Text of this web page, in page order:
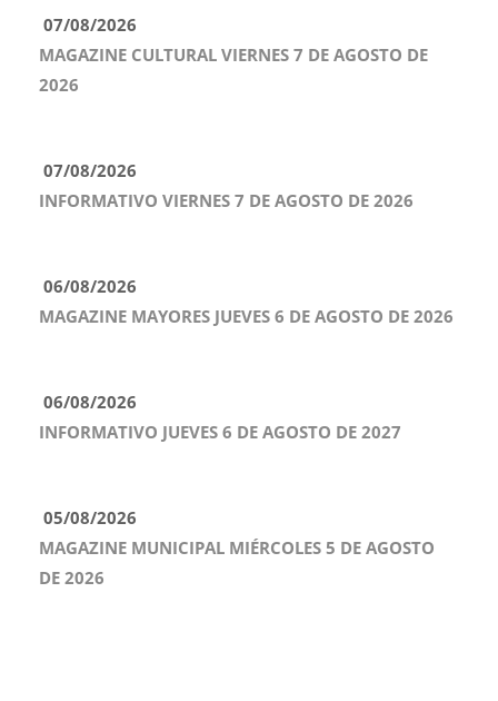
07/08/2026
MAGAZINE CULTURAL VIERNES 7 DE AGOSTO DE
2026
07/08/2026
INFORMATIVO VIERNES 7 DE AGOSTO DE 2026
06/08/2026
MAGAZINE MAYORES JUEVES 6 DE AGOSTO DE 2026
06/08/2026
INFORMATIVO JUEVES 6 DE AGOSTO DE 2027
05/08/2026
MAGAZINE MUNICIPAL MIÉRCOLES 5 DE AGOSTO
DE 2026